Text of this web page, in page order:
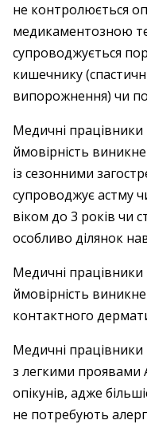
не контролюється
медикаментозною
супроводжується
кишечнику
випорожнення) чи
Медичні працівники
ймовірність
із сезонними
супроводжує астму
віком до 3 років чи
особливо ділянок
Медичні працівники
ймовірність
контактного
Медичні
з легкими проявами
опікунів, адже
не потребують